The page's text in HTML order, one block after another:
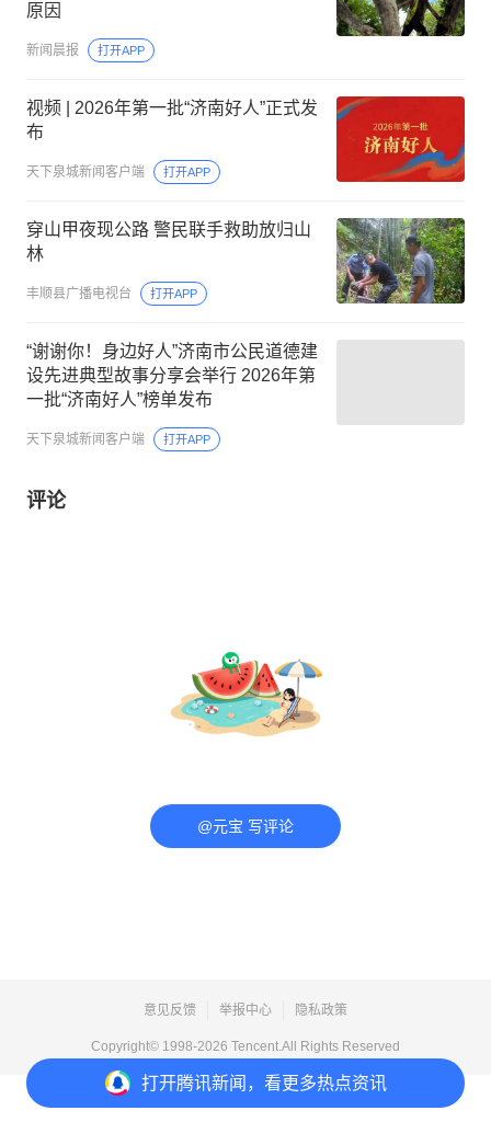
打开腾讯新闻，看更多热点资讯
原因
新闻晨报 打开APP
视频 | 2026年第一批“济南好人”正式发
布
天下泉城新闻客户端 打开APP
穿山甲夜现公路 警民联手救助放归山
林
丰顺县广播电视台 打开APP
“谢谢你！身边好人”济南市公民道德建
设先进典型故事分享会举行 2026年第
一批“济南好人”榜单发布
天下泉城新闻客户端 打开APP
评论
@元宝 写评论
意见反馈 举报中心 隐私政策
Copyright© 1998-2026 Tencent.All Rights Reserved